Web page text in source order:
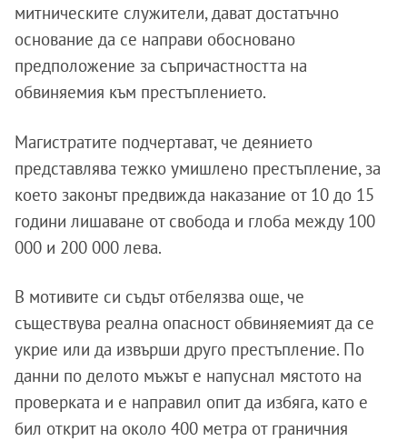
митническите служители, дават достатъчно
основание да се направи обосновано
предположение за съпричастността на
обвиняемия към престъплението.
Магистратите подчертават, че деянието
представлява тежко умишлено престъпление, за
което законът предвижда наказание от 10 до 15
години лишаване от свобода и глоба между 100
000 и 200 000 лева.
В мотивите си съдът отбелязва още, че
съществува реална опасност обвиняемият да се
укрие или да извърши друго престъпление. По
данни по делото мъжът е напуснал мястото на
проверката и е направил опит да избяга, като е
бил открит на около 400 метра от граничния